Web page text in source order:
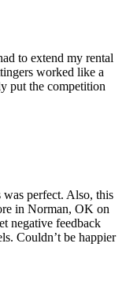
to extend my rental
worked like a
put the competition
was perfect. Also, this
in Norman, OK on
negative feedback
Couldn’t be happier